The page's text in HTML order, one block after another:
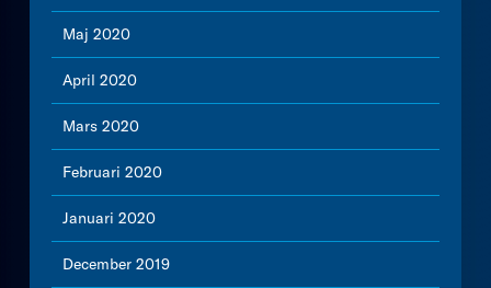
Maj 2020
April 2020
Mars 2020
Februari 2020
Januari 2020
December 2019